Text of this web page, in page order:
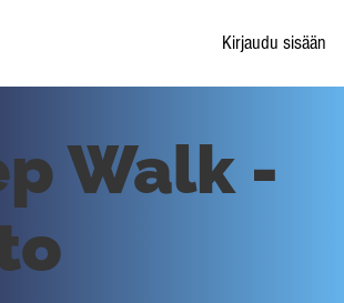
Kirjaudu sisään
Walk -